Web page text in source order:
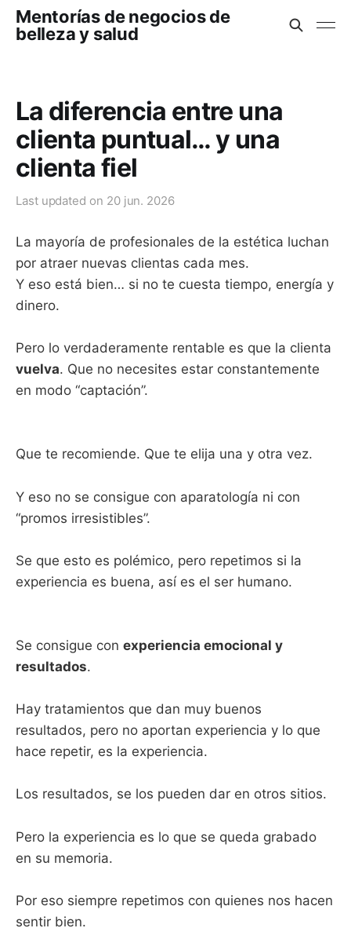
Mentorías de negocios de
belleza y salud
La diferencia entre una
clienta puntual… y una
clienta fiel
Last updated on 20 jun. 2026
La mayoría de profesionales de la estética luchan
por atraer nuevas clientas cada mes.
Y eso está bien… si no te cuesta tiempo, energía y
dinero.
Pero lo verdaderamente rentable es que la clienta
vuelva. Que no necesites estar constantemente
en modo “captación”.
Que te recomiende. Que te elija una y otra vez.
Y eso no se consigue con aparatología ni con
“promos irresistibles”.
Se que esto es polémico, pero repetimos si la
experiencia es buena, así es el ser humano.
Se consigue con experiencia emocional y
resultados.
Hay tratamientos que dan muy buenos
resultados, pero no aportan experiencia y lo que
hace repetir, es la experiencia.
Los resultados, se los pueden dar en otros sitios.
Pero la experiencia es lo que se queda grabado
en su memoria.
Por eso siempre repetimos con quienes nos hacen
sentir bien.